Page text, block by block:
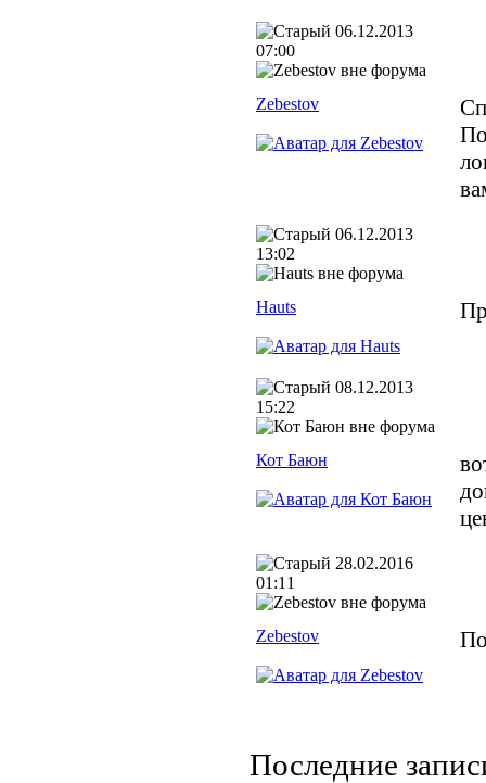
06.12.2013
07:00
Zebestov
06.12.2013
13:02
Hauts
08.12.2013
15:22
Кот Баюн
28.02.2016
01:11
Zebestov
Последние